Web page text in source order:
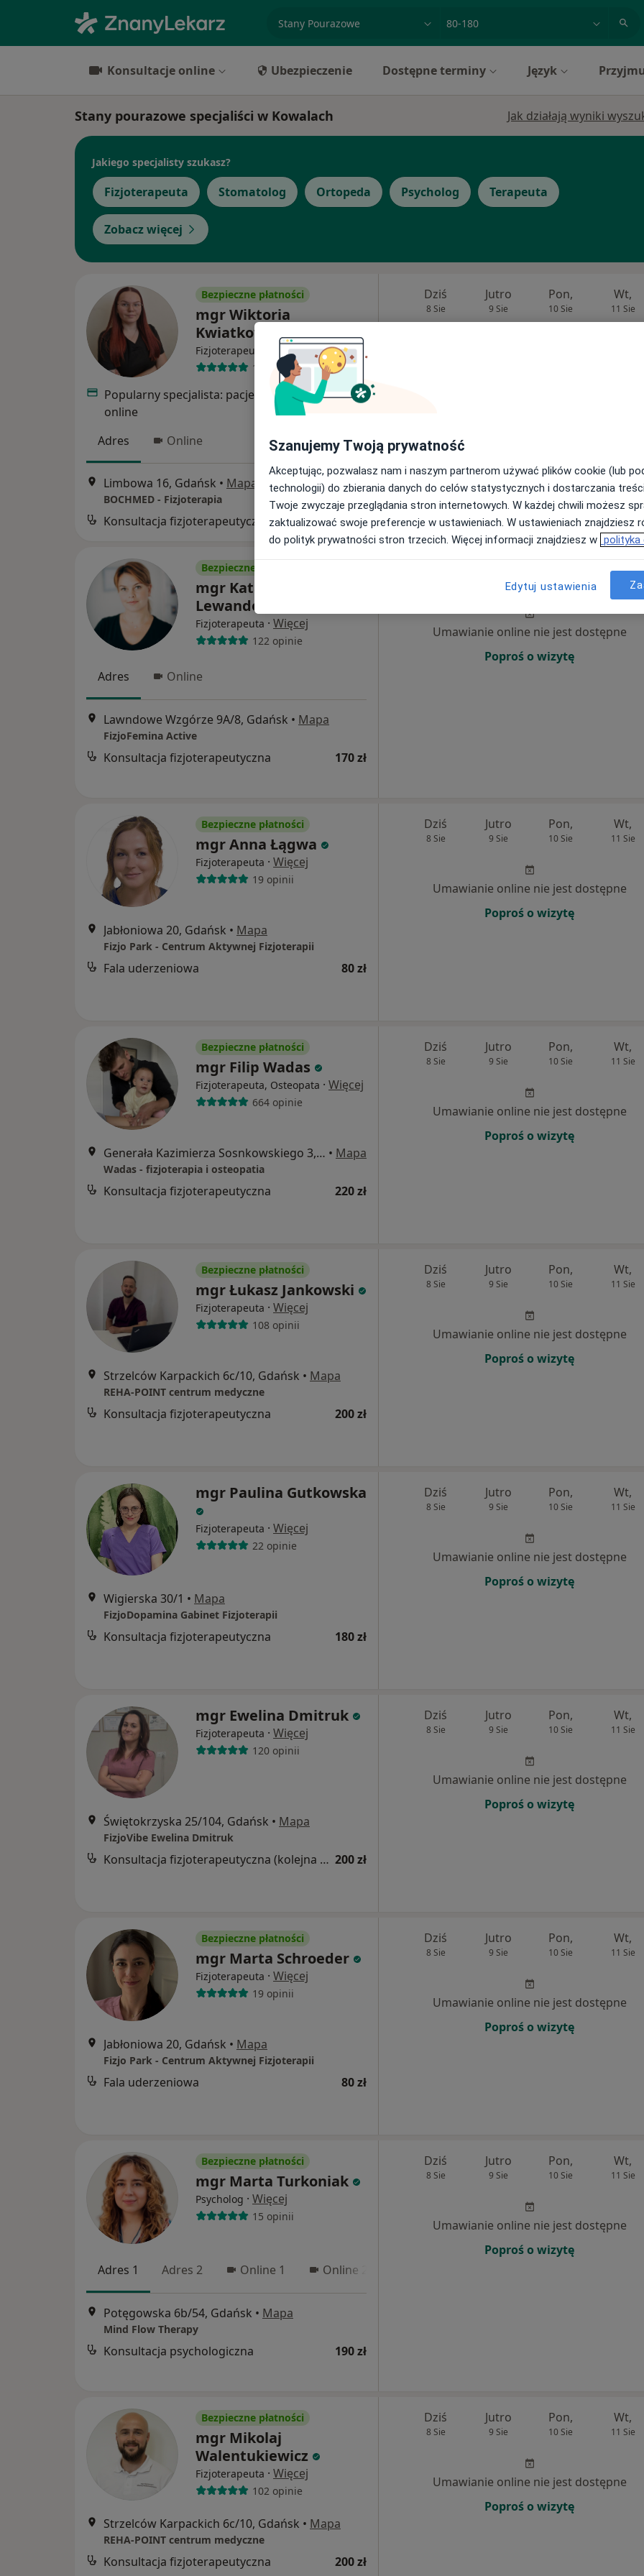
Konsultacje online Ubezpieczenie Dostępne terminy Język
Stany pourazowe specjaliści w Kowalach Jak działają wyniki
Jakiego specjalisty szukasz?
Fizjoterapeuta Stomatolog Ortopeda Psycholog Terapeuta
Zobacz więcej
Bezpieczne płatności
mgr Wiktoria
Kwiatkowska
Fizjoterapeuta Więcej
114 opinii
Popularny specjalista: pacjenci chętnie płacą
online
Adres
Online
Limbowa 16, Gdańsk • Mapa
BOCHMED - Fizjoterapia
Konsultacja fizjoterapeutyczna 200 zł
Dziś
8 Sie
Jutro
9 Sie
Pon,
10 Sie
Wt,
11 Sie
Bezpieczne płatności
mgr Katarzyna
Lewandowska
Fizjoterapeuta · Więcej
122 opinie
Adres Online
Lawndowe Wzgórze 9A/8, Gdańsk • Mapa
FizjoFemina Active
Konsultacja fizjoterapeutyczna 170 zł
9 Sie 10 Sie
Wt,
11 Sie
Umawianie online nie jest dostępne
Poproś o wizytę
Bezpieczne płatności
mgr Anna Łągwa
Fizjoterapeuta · Więcej
19 opinii
Jabłoniowa 20, Gdańsk • Mapa
Fizjo Park - Centrum Aktywnej Fizjoterapii
Fala uderzeniowa 80 zł
Dziś
8 Sie
Jutro
9 Sie
Pon,
10 Sie
Wt,
11 Sie
Umawianie online nie jest dostępne
Poproś o wizytę
Bezpieczne płatności
mgr Filip Wadas
Fizjoterapeuta, Osteopata · Więcej
664 opinie
Generała Kazimierza Sosnkowskiego 3, Gdańsk • Mapa
Wadas - fizjoterapia i osteopatia
Konsultacja fizjoterapeutyczna 220 zł
Dziś
8 Sie
Jutro
9 Sie
Pon,
10 Sie
Wt,
11 Sie
Umawianie online nie jest dostępne
Poproś o wizytę
Bezpieczne płatności
mgr Łukasz Jankowski
Fizjoterapeuta · Więcej
108 opinii
Strzelców Karpackich 6c/10, Gdańsk • Mapa
REHA-POINT centrum medyczne
Konsultacja fizjoterapeutyczna 200 zł
Dziś
8 Sie
Jutro
9 Sie
Pon,
10 Sie
Wt,
11 Sie
Umawianie online nie jest dostępne
Poproś o wizytę
mgr Paulina Gutkowska
Fizjoterapeuta · Więcej
22 opinie
Wigierska 30/1 • Mapa
FizjoDopamina Gabinet Fizjoterapii
Konsultacja fizjoterapeutyczna 180 zł
Dziś
8 Sie
Jutro
9 Sie
Pon,
10 Sie
Wt,
11 Sie
Umawianie online nie jest dostępne
Poproś o wizytę
mgr Ewelina Dmitruk
Fizjoterapeuta · Więcej
120 opinii
Świętokrzyska 25/104, Gdańsk • Mapa
FizjoVibe Ewelina Dmitruk
Konsultacja fizjoterapeutyczna (kolejna wizyta) 200 zł
Dziś
8 Sie
Jutro
9 Sie
Pon,
10 Sie
Wt,
11 Sie
Umawianie online nie jest dostępne
Poproś o wizytę
Bezpieczne płatności
mgr Marta Schroeder
Fizjoterapeuta · Więcej
19 opinii
Jabłoniowa 20, Gdańsk • Mapa
Fizjo Park - Centrum Aktywnej Fizjoterapii
Fala uderzeniowa 80 zł
Dziś
8 Sie
Jutro
9 Sie
Pon,
10 Sie
Wt,
11 Sie
Umawianie online nie jest dostępne
Poproś o wizytę
Bezpieczne płatności
mgr Marta Turkoniak
Psycholog · Więcej
15 opinii
Adres 1 Adres 2 Online 1 Online 2
Potęgowska 6b/54, Gdańsk • Mapa
Mind Flow Therapy
Konsultacja psychologiczna 190 zł
Dziś
8 Sie
Jutro
9 Sie
Pon,
10 Sie
Wt,
11 Sie
Umawianie online nie jest dostępne
Poproś o wizytę
Bezpieczne płatności
mgr Mikolaj
Walentukiewicz
Fizjoterapeuta · Więcej
102 opinie
Strzelców Karpackich 6c/10, Gdańsk • Mapa
REHA-POINT centrum medyczne
Konsultacja fizjoterapeutyczna 200 zł
Dziś
8 Sie
Jutro
9 Sie
Pon,
10 Sie
Wt,
11 Sie
Umawianie online nie jest dostępne
Poproś o wizytę
Szanujemy Twoją prywatność
Akceptując, pozwalasz nam i naszym partnerom używać plików cookie (lub
technologii) do zbierania danych do celów statystycznych i dostarczania
Twoje zwyczaje przeglądania stron internetowych. W każdej chwili możesz
zaktualizować swoje preferencje w ustawieniach. W ustawieniach znajdziesz
do polityk prywatności stron trzecich. Więcej informacji znajdziesz w polityka
Edytuj ustawienia